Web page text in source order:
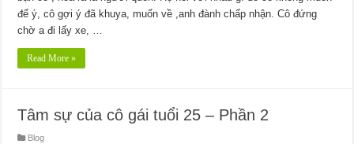
để ý, cô gợi ý đã khuya, muốn về ,anh đành chấp nhận. Cô đứng
chờ a đi lấy xe, …
Read More »
Tâm sự của cô gái tuổi 25 – Phần 2
Blog